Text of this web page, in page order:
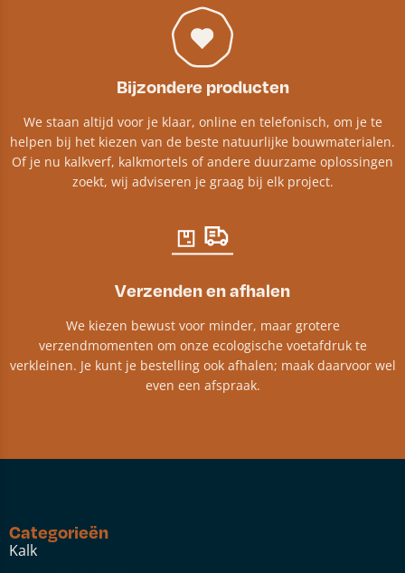
Bijzondere producten
We staan altijd voor je klaar, online en telefonisch, om je te
helpen bij het kiezen van de beste natuurlijke bouwmaterialen.
Of je nu kalkverf, kalkmortels of andere duurzame oplossingen
zoekt, wij adviseren je graag bij elk project.​
Verzenden en afhalen
We kiezen bewust voor minder, maar grotere
verzendmomenten om onze ecologische voetafdruk te
verkleinen. Je kunt je bestelling ook afhalen; maak daarvoor wel
even een afspraak.
Categorieën
Kalk